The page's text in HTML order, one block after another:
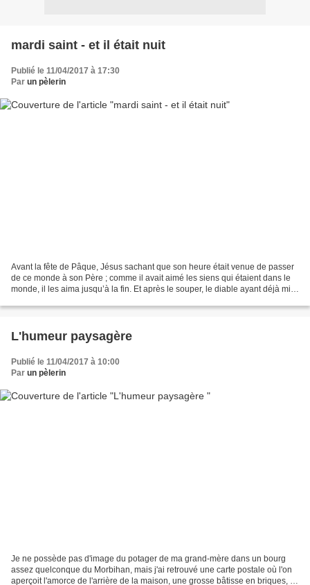
mardi saint - et il était nuit
Publié le 11/04/2017 à 17:30
Par un pèlerin
Avant la fête de Pâque, Jésus sachant que son heure était venue de passer
de ce monde à son Père ; comme il avait aimé les siens qui étaient dans le
monde, il les aima jusqu’à la fin. Et après le souper, le diable ayant déjà mis
L'humeur paysagère
Publié le 11/04/2017 à 10:00
Par un pèlerin
Je ne possède pas d'image du potager de ma grand-mère dans un bourg
assez quelconque du Morbihan, mais j'ai retrouvé une carte postale où l'on
aperçoit l'amorce de l'arrière de la maison, une grosse bâtisse en briques, la